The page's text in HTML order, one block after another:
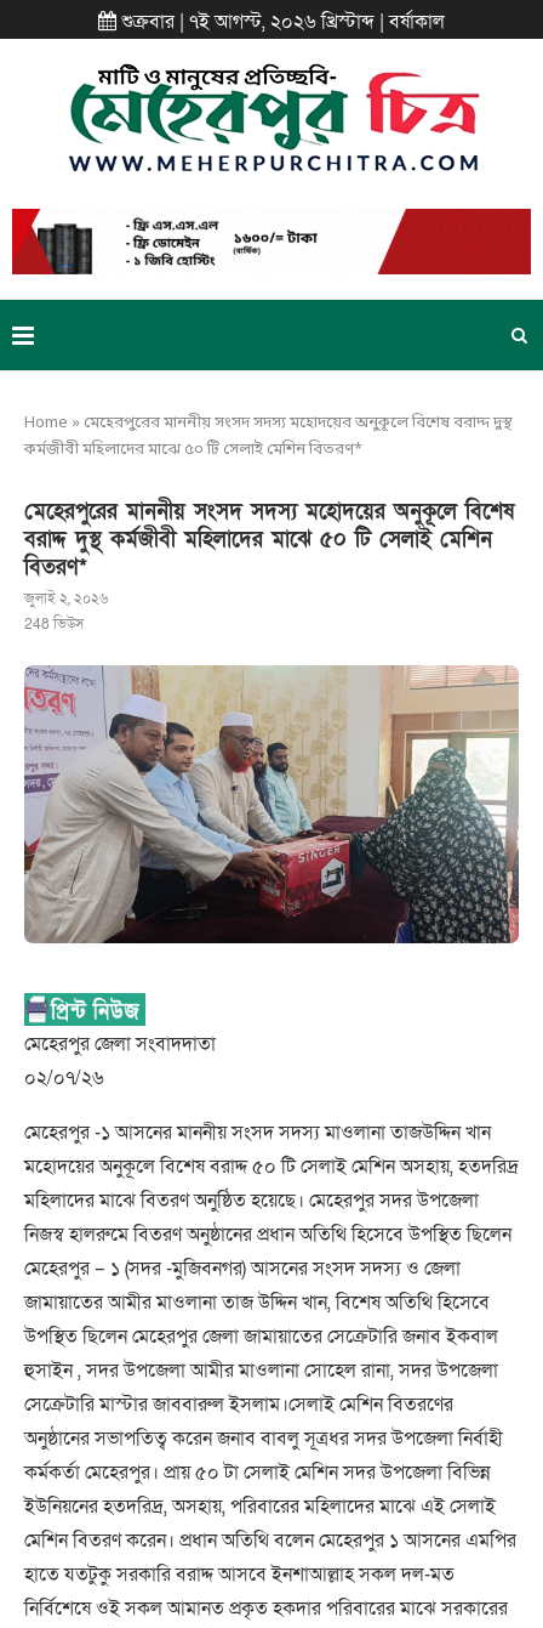
শুক্রবার | ৭ই আগস্ট, ২০২৬ খ্রিস্টাব্দ | বর্ষাকাল
Home » মেহেরপুরের মাননীয় সংসদ সদস্য মহোদয়ের অনুকূলে বিশেষ বরাদ্দ দুস্থ
কর্মজীবী মহিলাদের মাঝে ৫০ টি সেলাই মেশিন বিতরণ*
মেহেরপুরের মাননীয় সংসদ সদস্য মহোদয়ের অনুকূলে বিশেষ
বরাদ্দ দুস্থ কর্মজীবী মহিলাদের মাঝে ৫০ টি সেলাই মেশিন
বিতরণ*
জুলাই ২, ২০২৬
248ভিউস
মেহেরপুর জেলা সংবাদদাতা
০২/০৭/২৬
মেহেরপুর -১ আসনের মাননীয় সংসদ সদস্য মাওলানা তাজউদ্দিন খান
মহোদয়ের অনুকূলে বিশেষ বরাদ্দ ৫০ টি সেলাই মেশিন অসহায়, হতদরিদ্র
মহিলাদের মাঝে বিতরণ অনুষ্ঠিত হয়েছে। মেহেরপুর সদর উপজেলা
নিজস্ব হালরুমে বিতরণ অনুষ্ঠানের প্রধান অতিথি হিসেবে উপস্থিত ছিলেন
মেহেরপুর – ১ (সদর -মুজিবনগর) আসনের সংসদ সদস্য ও জেলা
জামায়াতের আমীর মাওলানা তাজ উদ্দিন খান, বিশেষ অতিথি হিসেবে
উপস্থিত ছিলেন মেহেরপুর জেলা জামায়াতের সেক্রেটারি জনাব ইকবাল
হুসাইন , সদর উপজেলা আমীর মাওলানা সোহেল রানা, সদর উপজেলা
সেক্রেটারি মাস্টার জাববারুল ইসলাম।সেলাই মেশিন বিতরণের
অনুষ্ঠানের সভাপতিত্ব করেন জনাব বাবলু সূত্রধর সদর উপজেলা নির্বাহী
কর্মকর্তা মেহেরপুর। প্রায় ৫০ টা সেলাই মেশিন সদর উপজেলা বিভিন্ন
ইউনিয়নের হতদরিদ্র, অসহায়, পরিবারের মহিলাদের মাঝে এই সেলাই
মেশিন বিতরণ করেন। প্রধান অতিথি বলেন মেহেরপুর ১ আসনের এমপির
হাতে যতটুকু সরকারি বরাদ্দ আসবে ইনশাআল্লাহ সকল দল-মত
নির্বিশেষে ওই সকল আমানত প্রকৃত হকদার পরিবারের মাঝে সরকারের